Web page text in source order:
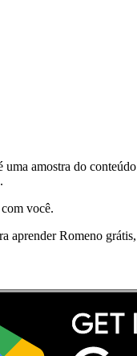
uma amostra do
você.
aprender Romeno